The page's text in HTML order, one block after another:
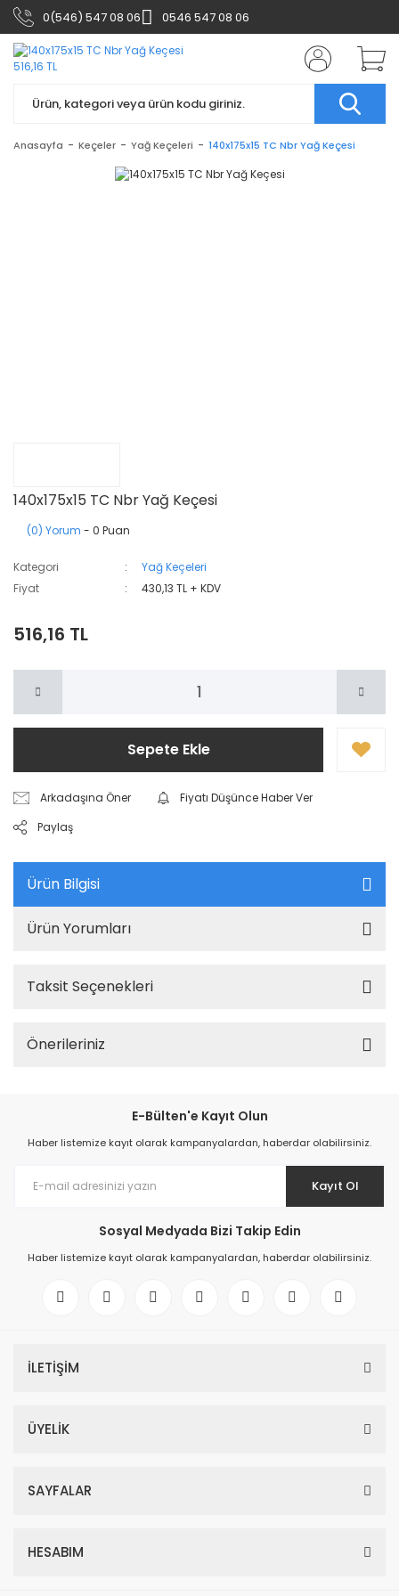
0(546) 547 08 06 0546 547 08 06
Anasayfa Keçeler Yağ Keçeleri 140x175x15 TC Nbr Yağ Keçesi
140x175x15 TC Nbr Yağ Keçesi
(0) Yorum - 0 Puan
Kategori
Yağ Keçeleri
Fiyat
430,13 TL + KDV
516,16 TL
Sepete Ekle
Arkadaşına Öner
Fiyatı Düşünce Haber Ver
Paylaş
Ürün Bilgisi
Ürün Yorumları
Taksit Seçenekleri
Önerileriniz
E-Bülten'e Kayıt Olun
Haber listemize kayıt olarak kampanyalardan, haberdar olabilirsiniz.
Kayıt Ol
Sosyal Medyada Bizi Takip Edin
Haber listemize kayıt olarak kampanyalardan, haberdar olabilirsiniz.
İLETİŞİM
ÜYELİK
SAYFALAR
HESABIM